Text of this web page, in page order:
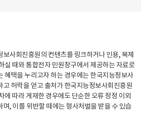
사회진흥원의 컨텐츠를 링크하거나 인용, 복제
실 때와 통합전자 민원창구에서 제공하는 자료로
혜택을 누리고자 하는 경우에는 한국지능정보사
고 허락을 얻고 출처가 한국지능정보사회진흥원
에 따라 게재한 경우에도 단순한 오류 정정 이외
며, 이를 위반할 때에는 형사처벌을 받을 수 있습